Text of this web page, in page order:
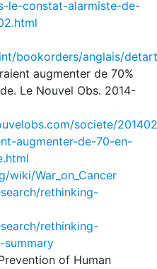
le-constat-alarmiste-de-
bookorders/anglais/
augmenter de 70%
Le Nouvel Obs. 2014-
societe/
augmenter-de-70-en-
wiki/War_on_Cancer
rethinking-
rethinking-
summary
of Human